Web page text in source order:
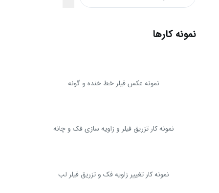
نمونه کارها
نمونه عکس فیلر خط خنده و گونه
نمونه کار تزریق فیلر و زاویه سازی فک و چانه
نمونه کار تغییر زاویه فک و تزریق فیلر لب